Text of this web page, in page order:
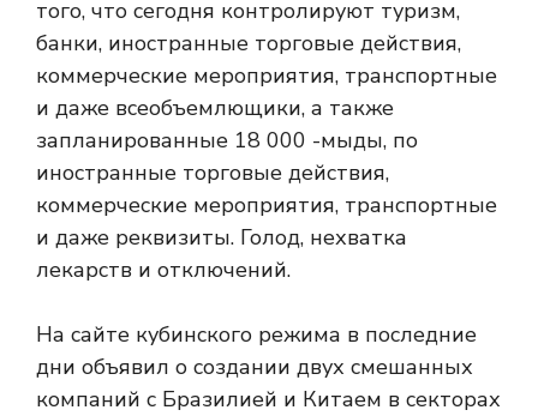
того, что сегодня контролируют туризм,
банки, иностранные торговые действия,
коммерческие мероприятия, транспортные
и даже всеобъемлющики, а также
запланированные 18 000 -мыды, по
иностранные торговые действия,
коммерческие мероприятия, транспортные
и даже реквизиты. Голод, нехватка
лекарств и отключений.
На сайте кубинского режима в последние
дни объявил о создании двух смешанных
компаний с Бразилией и Китаем в секторах